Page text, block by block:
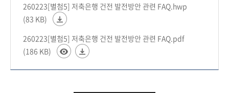
260223[별첨5] 저축은행 건전 발전방안 관련 FAQ.hwp
(83 KB)
260223[별첨5] 저축은행 건전 발전방안 관련 FAQ.pdf
(186 KB)